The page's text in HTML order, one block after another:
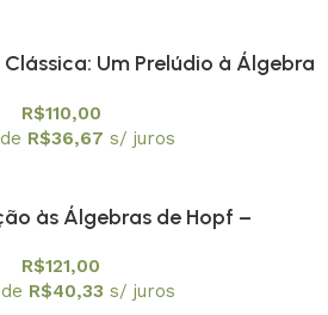
Um Prelúdio à Álgebra
R$110,00
R$36,67 s/ juros
às Álgebras de Hopf –
R$121,00
R$40,33 s/ juros